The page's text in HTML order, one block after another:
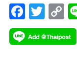
F
ac
e
T
wi
tt
C
o
p